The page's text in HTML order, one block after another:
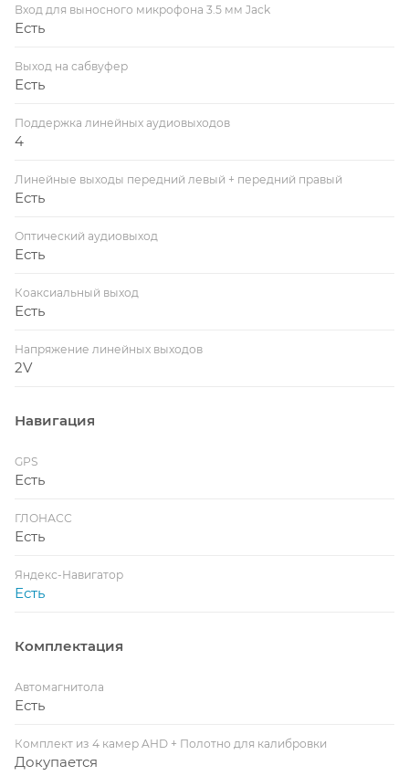
Вход для выносного микрофона 3.5 мм Jack
Есть
Выход на сабвуфер
Есть
Поддержка линейных аудиовыходов
4
Линейные выходы передний левый + передний правый
Есть
Оптический аудиовыход
Есть
Коаксиальный выход
Есть
Напряжение линейных выходов
2V
Навигация
GPS
Есть
ГЛОНАСС
Есть
Яндекс-Навигатор
Есть
Комплектация
Автомагнитола
Есть
Комплект из 4 камер AHD + Полотно для калибровки
Докупается